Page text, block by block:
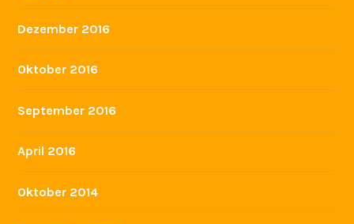
Dezember 2016
Oktober 2016
September 2016
April 2016
Oktober 2014